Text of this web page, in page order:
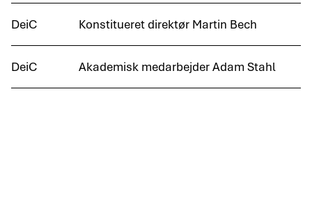
DeiC Konstitueret direktør Martin Bech
DeiC Akademisk medarbejder Adam Stahl